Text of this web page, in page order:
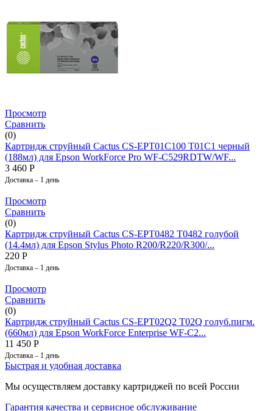
Просмотр
Сравнить
(0)
Картридж струйный Cactus CS-EPT01C100 T01C1 черный
(188мл) для Epson WorkForce Pro WF-C529RDTW/WF...
3 460 Р
Доставка – 1 день
Просмотр
Сравнить
(0)
Картридж струйный Cactus CS-EPT0482 T0482 голубой
(14.4мл) для Epson Stylus Photo R200/R220/R300/...
220 Р
Доставка – 1 день
Просмотр
Сравнить
(0)
Картридж струйный Cactus CS-EPT02Q2 T02Q голуб.пигм.
(660мл) для Epson WorkForce Enterprise WF-C2...
11 450 Р
Доставка – 1 день
Быстрая и удобная доставка
Мы осуществляем доставку картриджей по всей России
Гарантия качества и сервисное обслуживание